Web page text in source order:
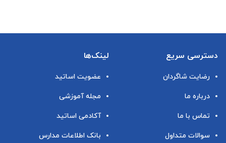
دسترسی سریع
رضایت شاگردان
درباره ما
تماس با ما
سوالات متداول
لینک‌ها
عضویت اساتید
مجله آموزشی
آکادمی اساتید
بانک اطلاعات مدارس